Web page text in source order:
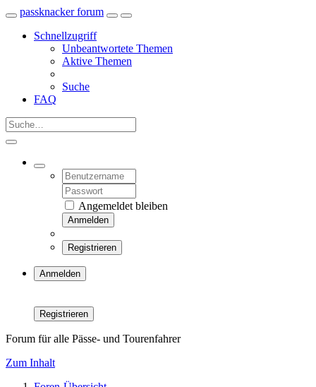
passknacker forum
Schnellzugriff
Unbeantwortete Themen
Aktive Themen
Suche
FAQ
Angemeldet bleiben
Anmelden
Registrieren
Anmelden
Registrieren
Forum für alle Pässe- und Tourenfahrer
Zum Inhalt